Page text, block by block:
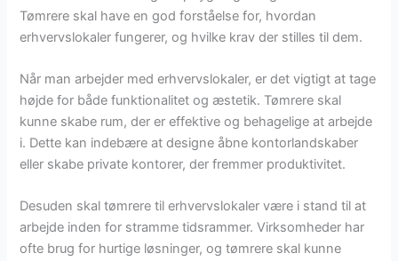
Tømrere skal have en god forståelse for, hvordan
erhvervslokaler fungerer, og hvilke krav der stilles til dem.
Når man arbejder med erhvervslokaler, er det vigtigt at tage
højde for både funktionalitet og æstetik. Tømrere skal
kunne skabe rum, der er effektive og behagelige at arbejde
i. Dette kan indebære at designe åbne kontorlandskaber
eller skabe private kontorer, der fremmer produktivitet.
Desuden skal tømrere til erhvervslokaler være i stand til at
arbejde inden for stramme tidsrammer. Virksomheder har
ofte brug for hurtige løsninger, og tømrere skal kunne